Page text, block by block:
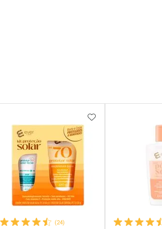
AOS FAVORITOS
(24)
ADICIONAR AOS